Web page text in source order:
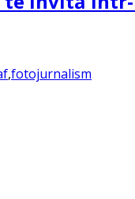
,fotojurnalism